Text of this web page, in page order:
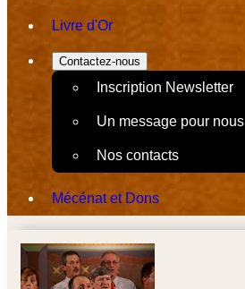
Livre d'Or
Contactez-nous
Inscription Newsletter
Un message pour nous
Nos contacts
Mécénat et Dons